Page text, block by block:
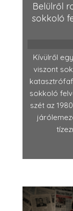
Belülről
sokkoló
Kívülről
viszont
sokkoló
szét az